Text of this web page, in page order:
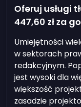
Oferuj usługi
447,60 zł za
Umiejętności
w sektorach
redakcyjnym.
jest wysoki dla
większość
zasadzie